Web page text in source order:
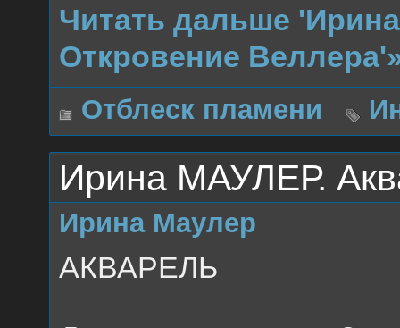
Читать дальше
Откровение
Отблеск пламени
Ирина МАУЛЕР.
Ирина Маулер
АКВАРЕЛЬ